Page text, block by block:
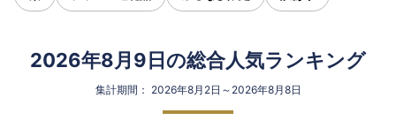
2026年8月9日の総合人気ランキング
集計期間： 2026年8月2日～2026年8月8日